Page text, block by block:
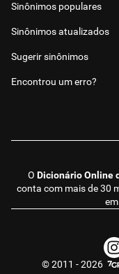
O Dicionário Online
conta com mais de 30
Sinônimos populares
Sinônimos atualizados
Sugerir sinônimos
Encontrou um erro?
© 2011 - 2026